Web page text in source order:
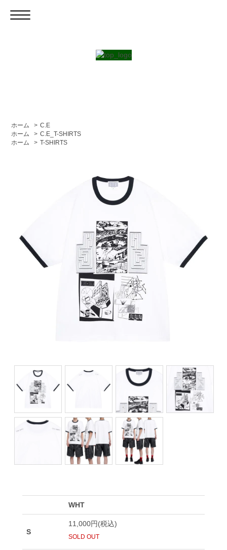
ホーム > C.E
ホーム
> C.E_T-SHIRTS
ホーム
> T-SHIRTS